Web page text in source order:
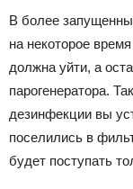
В более
на некоторое
должна уйти, а
парогенератора.
дезинфекции вы
поселились в
будет поступать